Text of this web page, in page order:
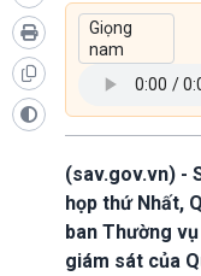
(sav.gov.vn) -
họp thứ Nhất,
ban Thường
giám sát của